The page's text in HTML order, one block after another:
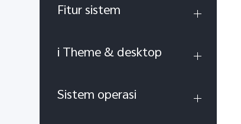
Fitur sistem
i Theme & desktop
Sistem operasi